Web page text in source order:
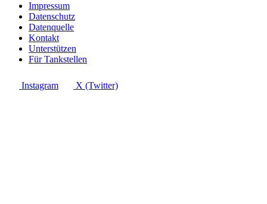
Impressum
Datenschutz
Datenquelle
Kontakt
Unterstützen
Für Tankstellen
Instagram X (Twitter)